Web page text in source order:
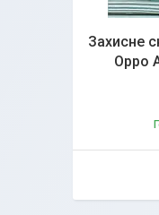
Захисне
Oppo